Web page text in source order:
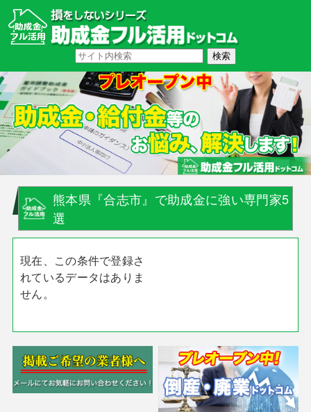
熊本県『合志市』で助成金に強い専門家5
選
現在、この条件で登録さ
れているデータはありま
せん。